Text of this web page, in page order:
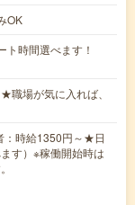
OK
時間選べます！
場が気に入れば、
時給1350円～★日
す）※稼働開始時は